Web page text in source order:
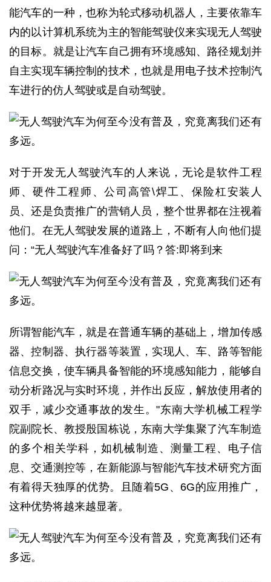
能汽车的一种，也称为轮式移动机器人，主要依靠车
内的以计算机系统为主的智能驾驶仪来实现无人驾驶
的目标。就是让汽车自己拥有环境感知、路径规划并
自主实现车辆控制的技术，也就是用电子技术控制汽
车进行的仿人驾驶或是自动驾驶。
对于开发无人驾驶汽车的人来说，无论是软件工程
师、硬件工程师、公司高管\焊工、保险杠安装人
员、还是负责推广的营销人员，整个世界都在注视着
他们。在无人驾驶发展的道路上，不断有人向他们提
问：“无人驾驶汽车准备好了吗？答:即将到来
所谓智能汽车，就是在普通车辆的基础上，增加传感
器、控制器、执行器等装置，实现人、车、路等智能
信息交换，使车辆具备智能的环境感知能力，能够自
动分析路况与实时环境，并作出反应，解放使用者的
双手，减少交通事故的发生。"东南大学机械工程学
院副院长、教授殷国栋说，东南大学集聚了汽车制造
的多个相关学科，如机械制造、测量工程、电子信
息、交通测控等，在新能源与智能汽车技术研究方面
有着得天独厚的优势。且随着5G、6G的应用推广，
这种优势将越来越显著。